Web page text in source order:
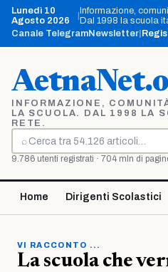
Vai
contenuto
Lunedì 10
Agosto 2026
Informazione,
Dal 1998 la scuola
Canale TelegramNewsletter
INFORMAZIONE,
LA SCUOLA. DAL 1998 LA
RETE.
⌕
Cerca
9.786 utenti registrati · 704 mln di
Home Dirigenti Scolastici
VI RACCONTO ...
La scuola che